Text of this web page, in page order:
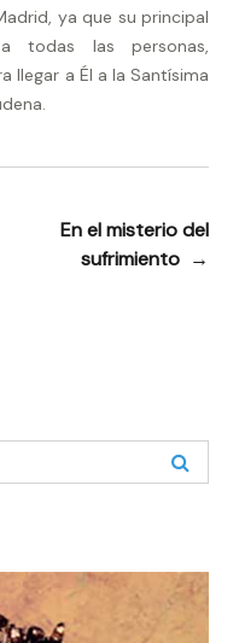
ya que su principal
todas las personas,
llegar a Él a la Santísima
En el misterio del
sufrimiento →